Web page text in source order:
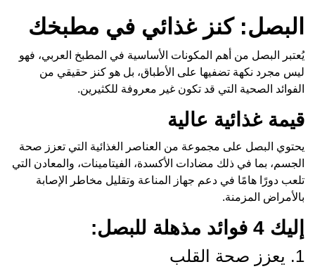
البصل: كنز غذائي في مطبخك
يُعتبر البصل من أهم المكونات الأساسية في المطبخ العربي، فهو
ليس مجرد نكهة تضفيها على الأطباق، بل هو كنز حقيقي من
الفوائد الصحية التي قد تكون غير معروفة للكثيرين.
قيمة غذائية عالية
يحتوي البصل على مجموعة من العناصر الغذائية التي تعزز صحة
الجسم، بما في ذلك مضادات الأكسدة، الفيتامينات، والمعادن التي
تلعب دورًا هامًا في دعم جهاز المناعة وتقليل مخاطر الإصابة
بالأمراض المزمنة.
إليك 4 فوائد مذهلة للبصل:
1. يعزز صحة القلب